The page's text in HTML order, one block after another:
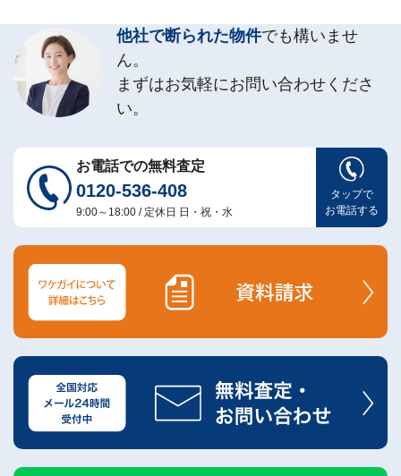
※
つ
こ
行
ま
せ
時
ル
営
業
他社で断られた物件でも構いませ
ん。
まずはお気軽にお問い合わせくださ
い。
お電話での無料査定
0120-536-408
9:00～18:00 / 定休日 日・祝・水
タップで
お電話する